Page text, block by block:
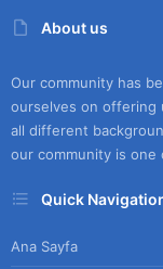
About us
Our community has
ourselves on offering
all different
our community is one
Quick
Ana Sayfa